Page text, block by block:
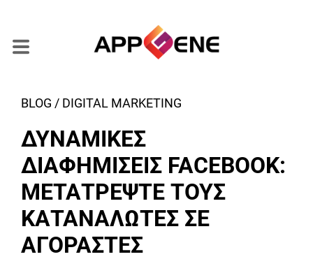
BLOG / DIGITAL MARKETING
ΔΥΝΑΜΙΚΕΣ
ΔΙΑΦΗΜΙΣΕΙΣ FACEBOOK:
ΜΕΤΑΤΡΕΨΤΕ ΤΟΥΣ
ΚΑΤΑΝΑΛΩΤΕΣ ΣΕ
ΑΓΟΡΑΣΤΕΣ